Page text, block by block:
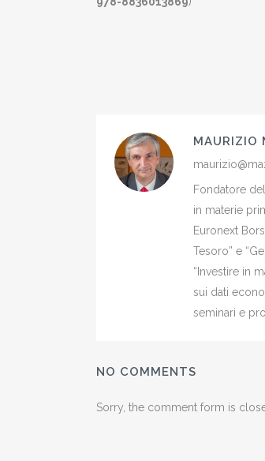
MAURIZIO
Fondatore
in materie
Euronext
Tesoro” e
“Investire in
sui dati
seminari e
NO COMMENTS
Sorry, the comment form is